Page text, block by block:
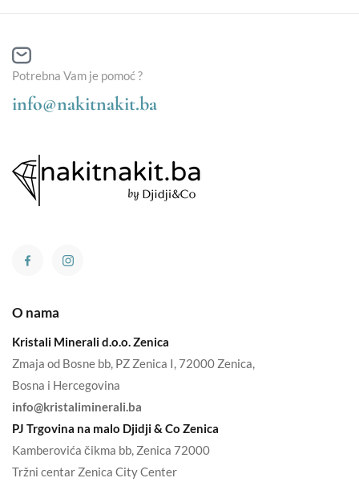
Potrebna Vam je pomoć ?
info@nakitnakit.ba
O nama
Kristali Minerali d.o.o. Zenica
Zmaja od Bosne bb, PZ Zenica I, 72000 Zenica,
Bosna i Hercegovina
info@kristaliminerali.ba
PJ Trgovina na malo Djidji & Co Zenica
Kamberovića čikma bb, Zenica 72000
Tržni centar Zenica City Center